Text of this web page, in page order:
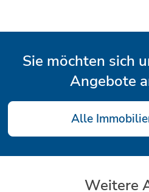
Sie möchten sich
Angebote
Alle
Weitere